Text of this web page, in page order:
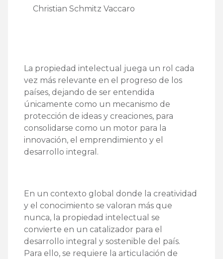
Christian Schmitz Vaccaro
La propiedad intelectual juega un rol cada
vez más relevante en el progreso de los
países, dejando de ser entendida
únicamente como un mecanismo de
protección de ideas y creaciones, para
consolidarse como un motor para la
innovación, el emprendimiento y el
desarrollo integral.
En un contexto global donde la creatividad
y el conocimiento se valoran más que
nunca, la propiedad intelectual se
convierte en un catalizador para el
desarrollo integral y sostenible del país.
Para ello, se requiere la articulación de